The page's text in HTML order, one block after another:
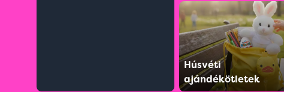
Húsvéti
ajándékötletek